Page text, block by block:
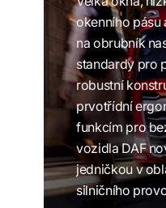
okenního pásu
na obrubník
standardy pro
robustní
prvotřídní
funkcím pro
vozidla DAF
jedničkou v
silničního